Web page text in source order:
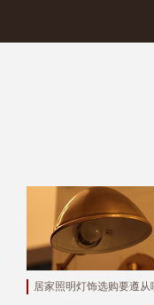
居家照明灯饰选购要遵从